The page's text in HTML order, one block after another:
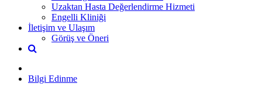
Uzaktan Hasta Değerlendirme Hizmeti
Engelli Kliniği
İletişim ve Ulaşım
Görüş ve Öneri
Bilgi Edinme